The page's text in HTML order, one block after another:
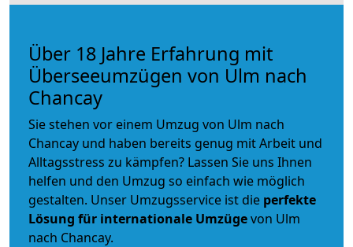
Über 18 Jahre Erfahrung mit
Überseeumzügen von Ulm nach
Chancay
Sie stehen vor einem Umzug von Ulm nach
Chancay und haben bereits genug mit Arbeit und
Alltagsstress zu kämpfen? Lassen Sie uns Ihnen
helfen und den Umzug so einfach wie möglich
gestalten. Unser Umzugsservice ist die perfekte
Lösung für internationale Umzügevon Ulm
nach Chancay.